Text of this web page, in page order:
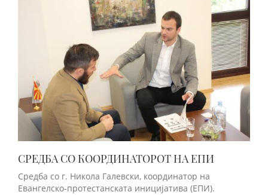
СРЕДБА СО КООРДИНАТОРОТ НА ЕПИ
Средба со г. Никола Галевски, координатор на
Евангелско-протестанската иницијатива (ЕПИ).